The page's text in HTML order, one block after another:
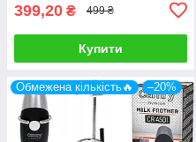
399,20 ₴ 499 ₴
Купити
Обмежена кількість🔥 –20%